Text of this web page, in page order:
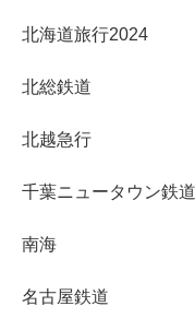
北海道旅行2024
北総鉄道
北越急行
千葉ニュータウン鉄道
南海
名古屋鉄道